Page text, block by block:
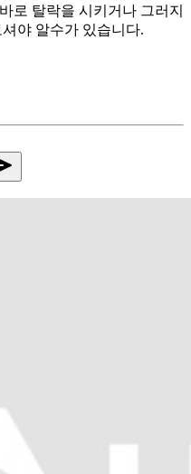
로 탈락을 시키거나 그러지
야 알수가 있습니다.